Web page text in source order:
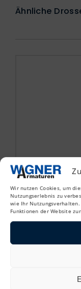
Wir nutzen Cookies, um
Nutzungserlebnis zu
wie Ihr
Funktionen der Website
Ähnliche